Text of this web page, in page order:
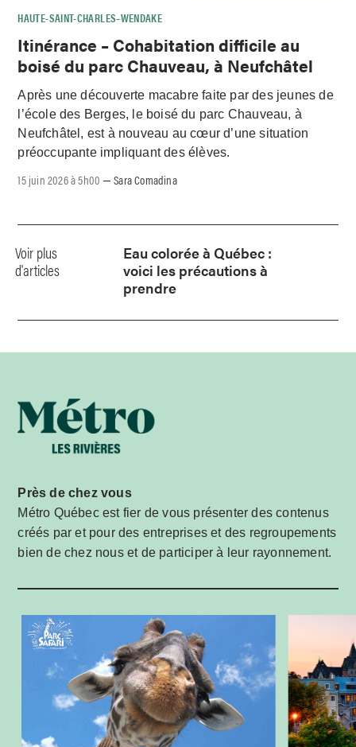
HAUTE-SAINT-CHARLES–WENDAKE
Itinérance – Cohabitation difficile au
boisé du parc Chauveau, à Neufchâtel
Après une découverte macabre faite par des jeunes de
l’école des Berges, le boisé du parc Chauveau, à
Neufchâtel, est à nouveau au cœur d’une situation
préoccupante impliquant des élèves.
15 juin 2026 à 5h00 –Sara Comadina
Voir plus
d'articles
Eau colorée à Québec :
voici les précautions à
prendre
Près de chez vous
Métro Québec est fier de vous présenter des contenus
créés par et pour des entreprises et des regroupements
bien de chez nous et de participer à leur rayonnement.